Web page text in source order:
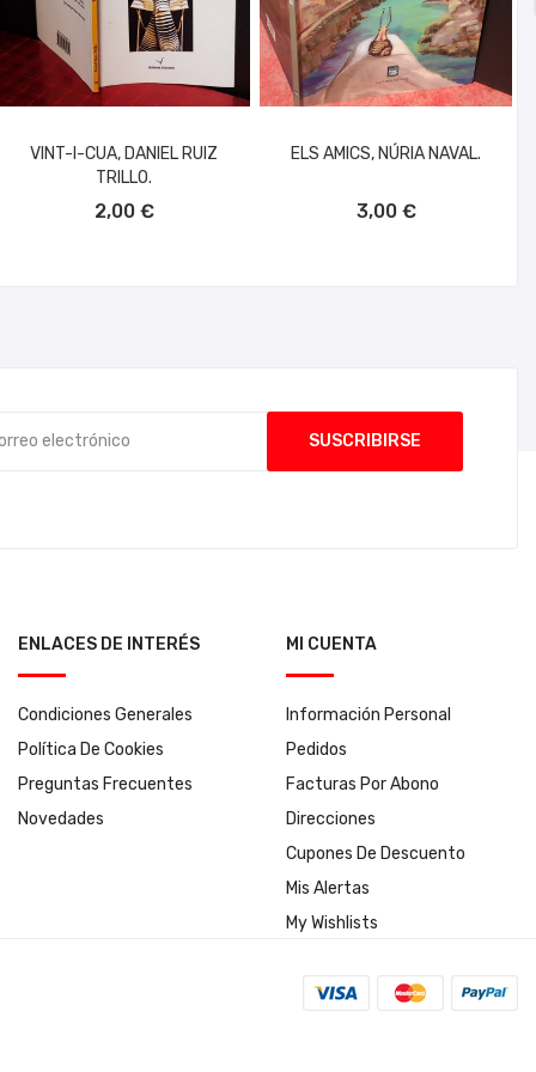
VINT-I-CUA, DANIEL RUIZ
TRILLO.
2,00 €
ELS AMICS, NÚRIA NAVAL.
3,00 €
ENLACES DE INTERÉS
Condiciones Generales
Política De Cookies
Preguntas Frecuentes
Novedades
MI CUENTA
Información Personal
Pedidos
Facturas Por Abono
Direcciones
Cupones De Descuento
Mis Alertas
My Wishlists